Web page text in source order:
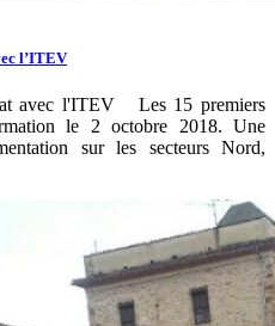
l’ITEV
avec l'ITEV Les 15 premiers
le 2 octobre 2018. Une
sur les secteurs Nord,